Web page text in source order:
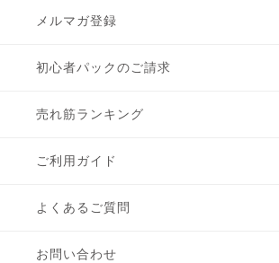
メルマガ登録
初心者パックのご請求
売れ筋ランキング
ご利用ガイド
よくあるご質問
お問い合わせ